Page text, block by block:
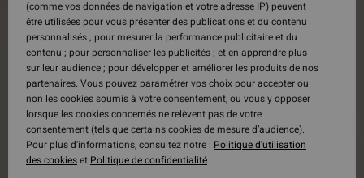
(comme vos données de navigation et votre adresse IP) peuvent
être utilisées pour vous présenter des publications et du contenu
personnalisés ; pour mesurer la performance publicitaire et du
contenu ; pour personnaliser les publicités ; et en apprendre plus
sur leur audience ; pour développer et améliorer les produits de nos
partenaires. Vous pouvez paramétrer vos choix pour accepter ou
non les cookies soumis à votre consentement, ou vous y opposer
lorsque les cookies concernés ne relèvent pas de votre
consentement (tels que certains cookies de mesure d’audience).
Pour plus d'informations, consultez notre : Politique d'utilisation
des cookieset Politique de confidentialité